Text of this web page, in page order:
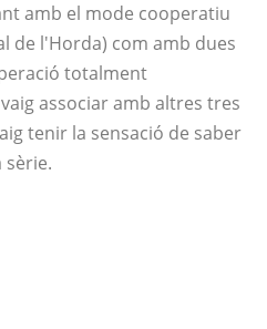
amb el mode cooperatiu
de l'Horda) com amb dues
totalment
associar amb altres tres
tenir la sensació de saber